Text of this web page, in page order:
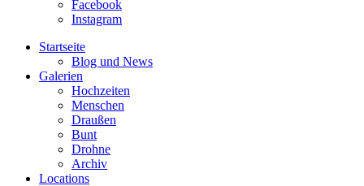
Facebook
Instagram
Startseite
Blog und News
Galerien
Hochzeiten
Menschen
Draußen
Bunt
Drohne
Archiv
Locations